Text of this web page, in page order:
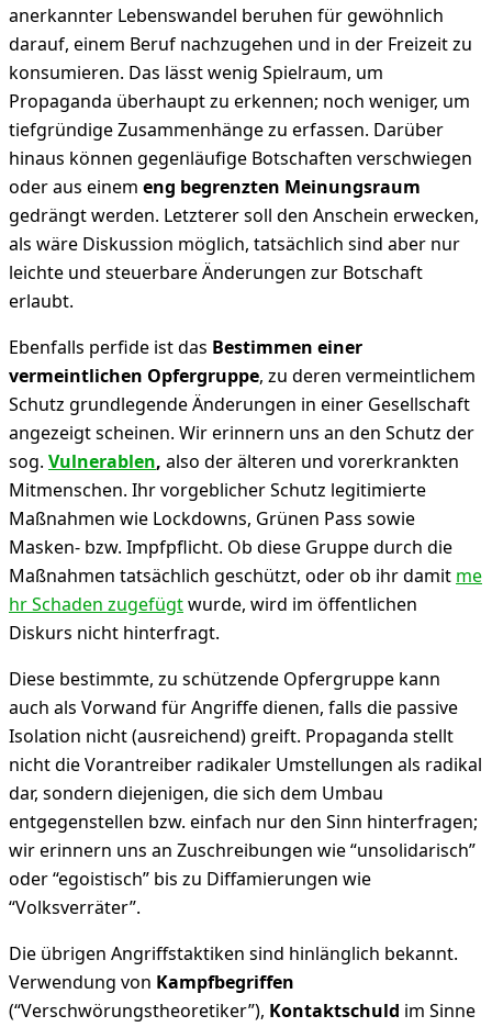
anerkannter Lebenswandel beruhen für gewöhnlich
darauf, einem Beruf nachzugehen und in der Freizeit zu
konsumieren. Das lässt wenig Spielraum, um
Propaganda überhaupt zu erkennen; noch weniger, um
tiefgründige Zusammenhänge zu erfassen. Darüber
hinaus können gegenläufige Botschaften verschwiegen
oder aus einem eng begrenzten Meinungsraum
gedrängt werden. Letzterer soll den Anschein erwecken,
als wäre Diskussion möglich, tatsächlich sind aber nur
leichte und steuerbare Änderungen zur Botschaft
erlaubt.
Ebenfalls perfide ist das Bestimmen einer
vermeintlichen Opfergruppe, zu deren vermeintlichem
Schutz grundlegende Änderungen in einer Gesellschaft
angezeigt scheinen. Wir erinnern uns an den Schutz der
sog. Vulnerablen, also der älteren und vorerkrankten
Mitmenschen. Ihr vorgeblicher Schutz legitimierte
Maßnahmen wie Lockdowns, Grünen Pass sowie
Masken- bzw. Impfpflicht. Ob diese Gruppe durch die
Maßnahmen tatsächlich geschützt, oder ob ihr damit me
hr Schaden zugefügtwurde, wird im öffentlichen
Diskurs nicht hinterfragt.
Diese bestimmte, zu schützende Opfergruppe kann
auch als Vorwand für Angriffe dienen, falls die passive
Isolation nicht (ausreichend) greift. Propaganda stellt
nicht die Vorantreiber radikaler Umstellungen als radikal
dar, sondern diejenigen, die sich dem Umbau
entgegenstellen bzw. einfach nur den Sinn hinterfragen;
wir erinnern uns an Zuschreibungen wie “unsolidarisch”
oder “egoistisch” bis zu Diffamierungen wie
“Volksverräter”.
Die übrigen Angriffstaktiken sind hinlänglich bekannt.
Verwendung von Kampfbegriffen
(“Verschwörungstheoretiker”), Kontaktschuld im Sinne